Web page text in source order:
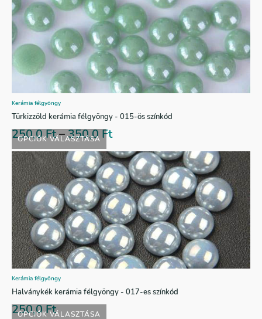
OPCIÓK VÁLASZTÁSA
Kerámia félgyöngy
Türkizzöld kerámia félgyöngy - 015-ös színkód
250,0Ft–350,0Ft
OPCIÓK VÁLASZTÁSA
Kerámia félgyöngy
Halványkék kerámia félgyöngy - 017-es színkód
250,0Ft